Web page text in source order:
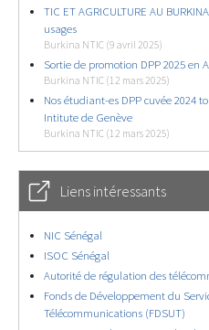
TIC ET AGRICULTURE AU
usages
Burkina NTIC (9 avril 2025)
Sortie de promotion DPP 2025 en
Burkina NTIC (12 mars 2025)
Nos étudiant-es DPP cuvée 2024
Intitute de Genève
Burkina NTIC (12 mars 2025)
Liens intéressants
NIC Sénégal
ISOC Sénégal
Autorité de régulation des
Fonds de Développement du
Télécommunications (FDSUT)